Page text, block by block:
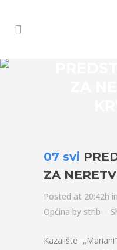
07 svi
ZA
Posted at 20:42h in
Općina by strib
Kazalište